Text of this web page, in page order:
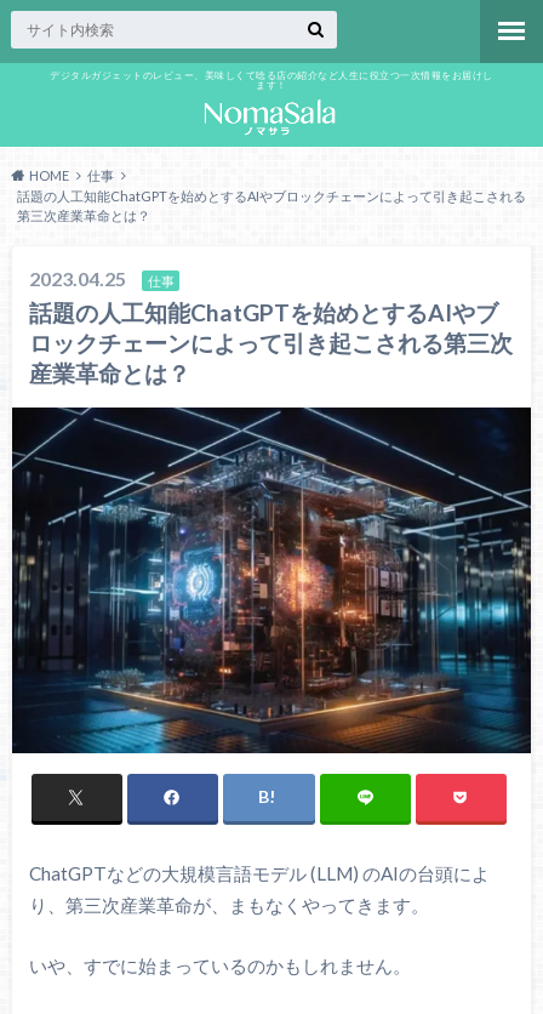
デジタルガジェットのレビュー、美味しくて唸る店の紹介など人生に役立つ一次情報をお届けし
ます！
HOME
仕事
話題の人工知能ChatGPTを始めとするAIやブロックチェーンによって引き起こされる
第三次産業革命とは？
2023.04.25 仕事
話題の人工知能ChatGPTを始めとするAIやブ
ロックチェーンによって引き起こされる第三次
産業革命とは？
ChatGPTなどの大規模言語モデル (LLM) のAIの台頭によ
り、第三次産業革命が、まもなくやってきます。
いや、すでに始まっているのかもしれません。